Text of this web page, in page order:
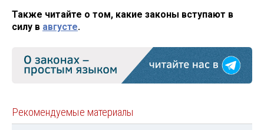
Также читайте о том, какие законы вступают в
силу в августе.
Рекомендуемые материалы